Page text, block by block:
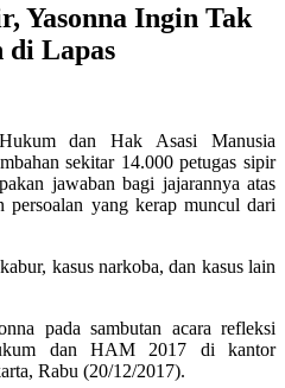
Yasonna Ingin Tak
di Lapas
dan Hak Asasi Manusia
sekitar 14.000 petugas sipir
jawaban bagi jajarannya atas
persoalan yang kerap muncul dari
kasus narkoba, dan kasus lain
pada sambutan acara refleksi
dan HAM 2017 di kantor
Rabu (20/12/2017).